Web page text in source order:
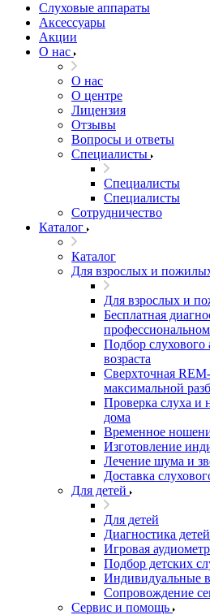
Слуховые аппараты
Аксессуары
Акции
О нас
О нас
О центре
Лицензия
Отзывы
Вопросы и ответы
Специалисты
Специалисты
Специалисты
Сотрудничество
Каталог
Каталог
Для взрослых и
Для взрослых и
Бесплатная
Подбор слухового
возраста
Сверхточная
максимальной
Проверка слуха и
дома
Временное
Изготовление
Лечение шума и
Доставка
Для детей
Для детей
Диагностика
Игровая
Подбор детских
Индивидуальные
Сопровождение
Сервис и помощь